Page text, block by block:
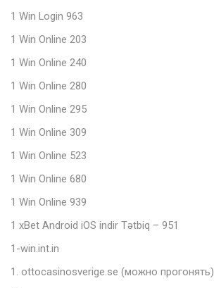
1 Win Login 963
1 Win Online 203
1 Win Online 240
1 Win Online 280
1 Win Online 295
1 Win Online 309
1 Win Online 523
1 Win Online 680
1 Win Online 939
1 xBet Android iOS indir Tətbiq – 951
1-win.int.in
1. ottocasinosverige.se (можно прогонять)